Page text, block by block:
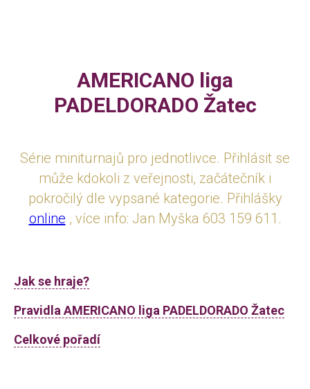
AMERICANO liga
PADELDORADO Žatec
Série miniturnajů pro jednotlivce. Přihlásit se
může kdokoli z veřejnosti, začátečník i
pokročilý dle vypsané kategorie. Přihlášky
online , více info: Jan Myška 603 159 611.
Jak se hraje?
Pravidla AMERICANO liga PADELDORADO Žatec
Celkové pořadí